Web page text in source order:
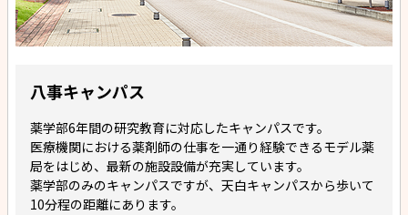
八事キャンパス
薬学部6年間の研究教育に対応したキャンパスです。
医療機関における薬剤師の仕事を一通り経験できるモデル薬
局をはじめ、最新の施設設備が充実しています。
薬学部のみのキャンパスですが、天白キャンパスから歩いて
10分程の距離にあります。